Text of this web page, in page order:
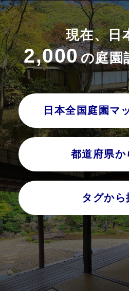
現在、日
2,000の庭園
日本全国庭園マ
都道府県か
タグから